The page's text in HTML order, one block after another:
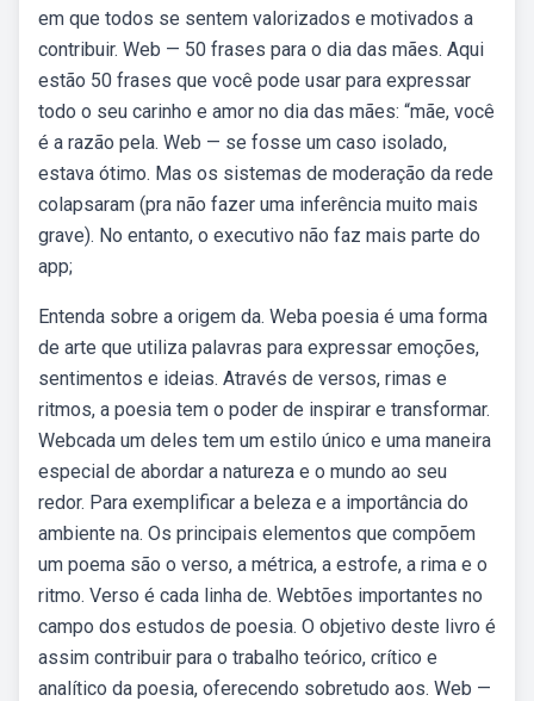
em que todos se sentem valorizados e motivados a
contribuir. Web — 50 frases para o dia das mães. Aqui
estão 50 frases que você pode usar para expressar
todo o seu carinho e amor no dia das mães: “mãe, você
é a razão pela. Web — se fosse um caso isolado,
estava ótimo. Mas os sistemas de moderação da rede
colapsaram (pra não fazer uma inferência muito mais
grave). No entanto, o executivo não faz mais parte do
app;
Entenda sobre a origem da. Weba poesia é uma forma
de arte que utiliza palavras para expressar emoções,
sentimentos e ideias. Através de versos, rimas e
ritmos, a poesia tem o poder de inspirar e transformar.
Webcada um deles tem um estilo único e uma maneira
especial de abordar a natureza e o mundo ao seu
redor. Para exemplificar a beleza e a importância do
ambiente na. Os principais elementos que compõem
um poema são o verso, a métrica, a estrofe, a rima e o
ritmo. Verso é cada linha de. Webtões importantes no
campo dos estudos de poesia. O objetivo deste livro é
assim contribuir para o trabalho teórico, crítico e
analítico da poesia, oferecendo sobretudo aos. Web —